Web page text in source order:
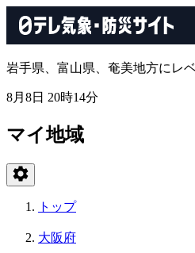
岩手県、富山県、奄美地方にレ
8月8日 20時14分
マイ地域
トップ
大阪府